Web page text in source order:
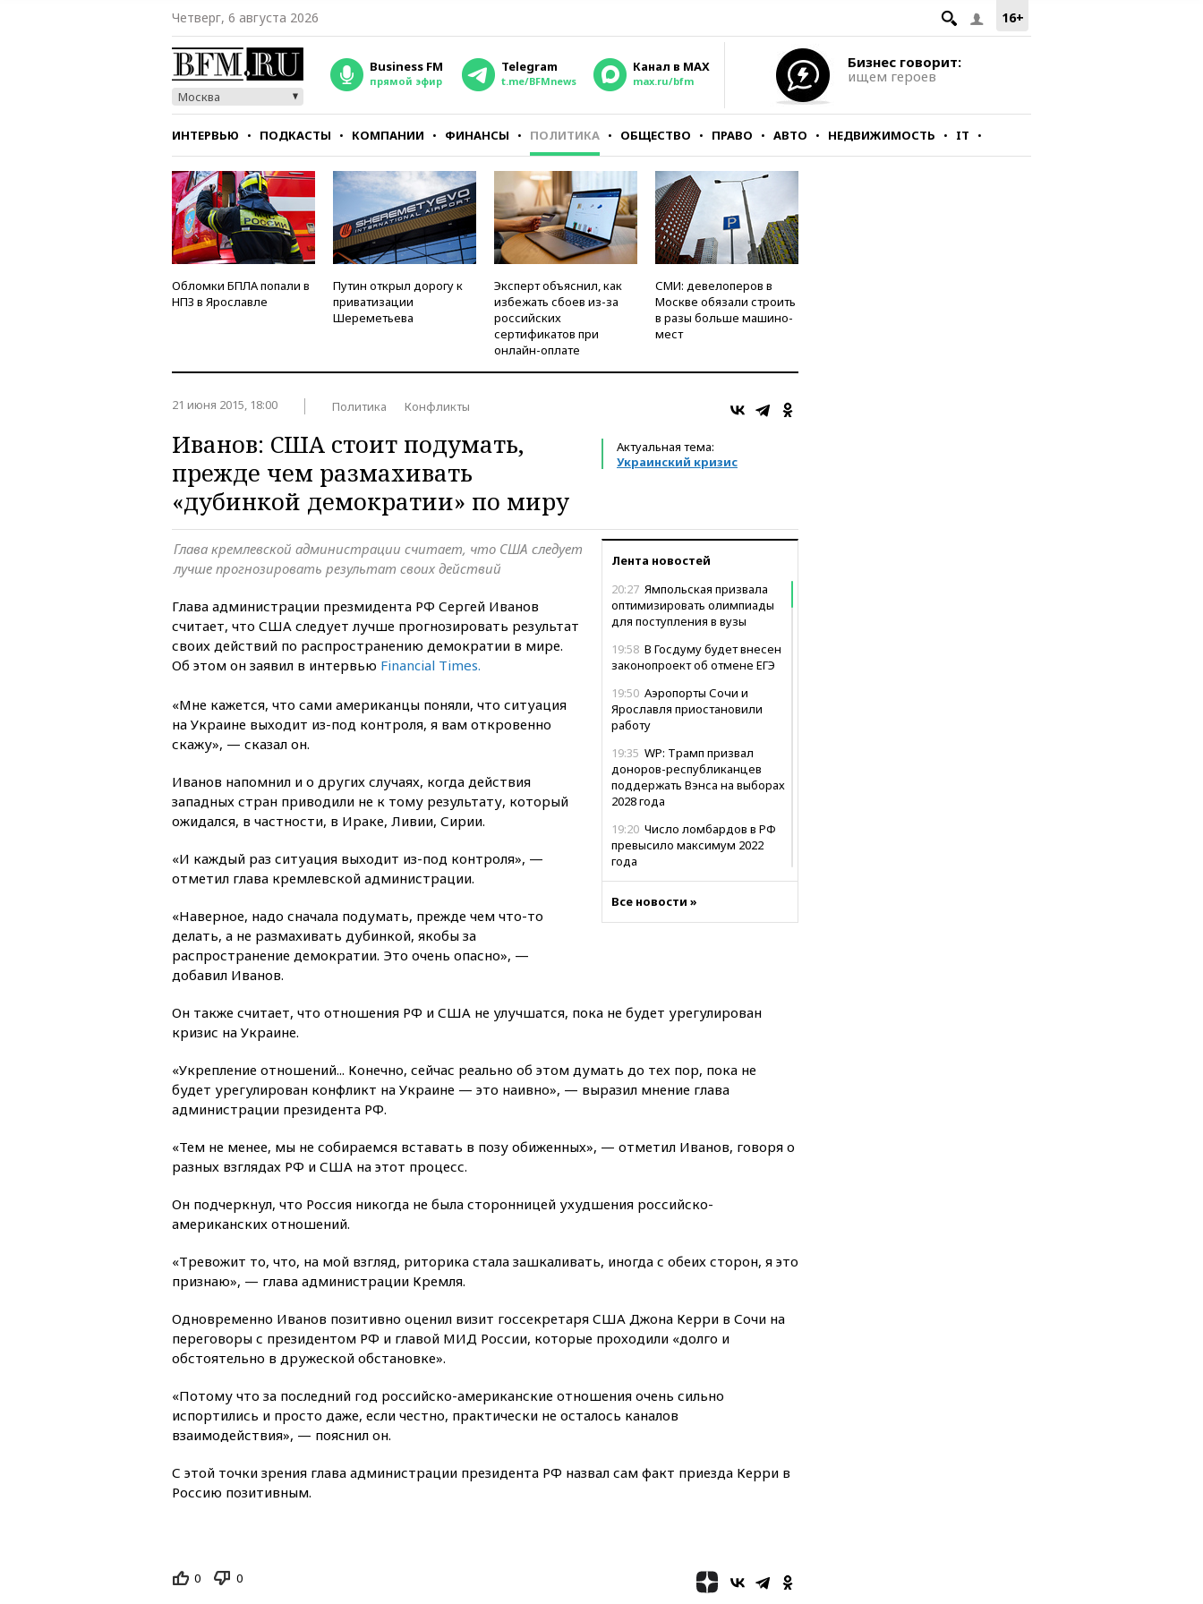
16+
Четверг, 6 августа 2026
Москва
Business FM
прямой эфир
Telegram
t.me/BFMnews
Канал в MAX
max.ru/bfm
Бизнес говорит:
ищем героев
ИНТЕРВЬЮ ПОДКАСТЫ КОМПАНИИ ФИНАНСЫ ПОЛИТИКА ОБЩЕСТВО ПРАВО АВТО НЕДВИЖИМОСТЬ IT
СТИЛЬ ТЕСТЫ
Обломки БПЛА попали в
НПЗ в Ярославле
Путин открыл дорогу к
приватизации
Шереметьева
Эксперт объяснил, как
избежать сбоев из-за
российских
сертификатов при
онлайн-оплате
СМИ: девелоперов в
Москве обязали строить
в разы больше машино-
мест
21 июня 2015, 18:00 Политика Конфликты
Актуальная тема:
Украинский кризис
Иванов: США стоит подумать,
прежде чем размахивать
«дубинкой демократии» по миру
Лента новостей
20:27 Ямпольская призвала
оптимизировать олимпиады
для поступления в вузы
19:58 В Госдуму будет внесен
законопроект об отмене ЕГЭ
19:50 Аэропорты Сочи и
Ярославля приостановили
работу
19:35 WP: Трамп призвал
доноров-республиканцев
поддержать Вэнса на выборах
2028 года
19:20 Число ломбардов в РФ
превысило максимум 2022
года
Геленджика возобновили
работу
18:50 Euractiv: восток
Финляндии приходит в упадок
18:35В Жуковском и
аэропорту Геленджика
к критике «Яблока»
Белгородскую область
строительства военной базы в
«Яблоко» с выборов в Госдуму
Шереметьево
области
пострадавшему от атак на
склады Wildberries бизнесу
Все новости »
Глава кремлевской администрации считает, что США следует
лучше прогнозировать результат своих действий
Глава администрации презмидента РФ Сергей Иванов
считает, что США следует лучше прогнозировать результат
своих действий по распространению демократии в мире.
Об этом он заявил в интервью Financial Times.
«Мне кажется, что сами американцы поняли, что ситуация
на Украине выходит из-под контроля, я вам откровенно
скажу», — сказал он.
Иванов напомнил и о других случаях, когда действия
западных стран приводили не к тому результату, который
ожидался, в частности, в Ираке, Ливии, Сирии.
«И каждый раз ситуация выходит из-под контроля», —
отметил глава кремлевской администрации.
«Наверное, надо сначала подумать, прежде чем что-то
делать, а не размахивать дубинкой, якобы за
распространение демократии. Это очень опасно», —
добавил Иванов.
Он также считает, что отношения РФ и США не улучшатся, пока не будет урегулирован
кризис на Украине.
«Укрепление отношений... Конечно, сейчас реально об этом думать до тех пор, пока не
будет урегулирован конфликт на Украине — это наивно», — выразил мнение глава
администрации президента РФ.
«Тем не менее, мы не собираемся вставать в позу обиженных», — отметил Иванов, говоря о
разных взглядах РФ и США на этот процесс.
Он подчеркнул, что Россия никогда не была сторонницей ухудшения российско-
американских отношений.
«Тревожит то, что, на мой взгляд, риторика стала зашкаливать, иногда с обеих сторон, я это
признаю», — глава администрации Кремля.
Одновременно Иванов позитивно оценил визит госсекретаря США Джона Керри в Сочи на
переговоры с президентом РФ и главой МИД России, которые проходили «долго и
обстоятельно в дружеской обстановке».
«Потому что за последний год российско-американские отношения очень сильно
испортились и просто даже, если честно, практически не осталось каналов
взаимодействия», — пояснил он.
С этой точки зрения глава администрации президента РФ назвал сам факт приезда Керри в
Россию позитивным.
0 0